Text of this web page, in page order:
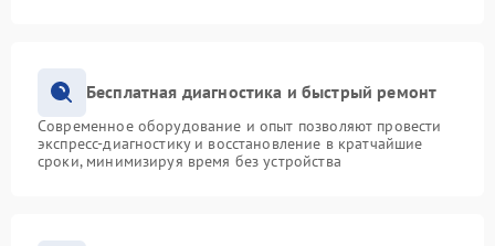
Бесплатная диагностика и быстрый ремонт
Современное оборудование и опыт позволяют провести
экспресс-диагностику и восстановление в кратчайшие
сроки, минимизируя время без устройства